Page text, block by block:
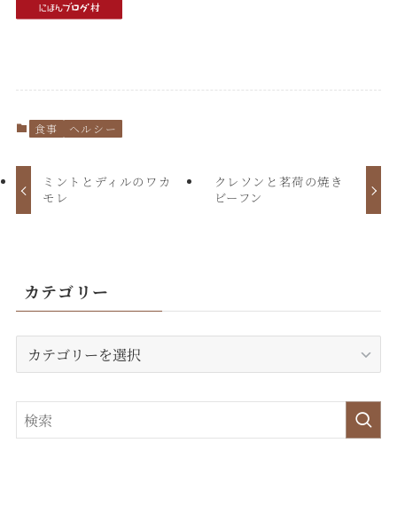
食事 ヘルシー
ミントとディルのワカ
モレ
クレソンと茗荷の焼き
ビーフン
カテゴリー
テ
リ
ー